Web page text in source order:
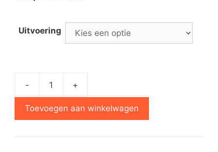
Uitvoering
-
schaalverlichting
aantal
+
Toevoegen aan winkelwagen